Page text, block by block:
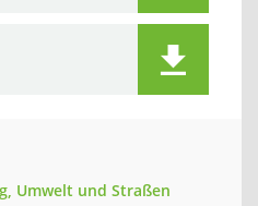
Umwelt und Straßen